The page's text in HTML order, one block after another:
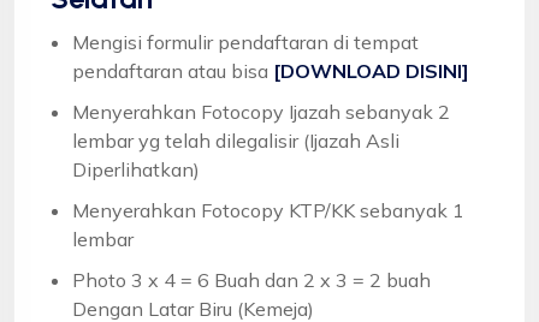
Mengisi formulir pendaftaran di tempat
pendaftaran atau bisa [DOWNLOAD DISINI]
Menyerahkan Fotocopy Ijazah sebanyak 2
lembar yg telah dilegalisir (Ijazah Asli
Diperlihatkan)
Menyerahkan Fotocopy KTP/KK sebanyak 1
lembar
Photo 3 x 4 = 6 Buah dan 2 x 3 = 2 buah
Dengan Latar Biru (Kemeja)